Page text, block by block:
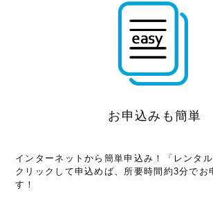
お申込みも簡単
インターネットから簡単申込み！「レンタ
クリックして申込めば、所要時間約3分でお
す！